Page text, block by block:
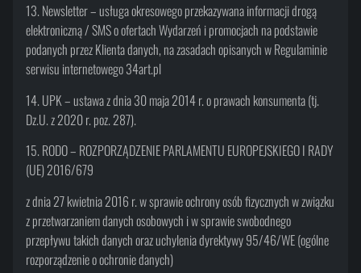
13. Newsletter – usługa okresowego przekazywana informacji drogą
elektroniczną / SMS o ofertach Wydarzeń i promocjach na podstawie
podanych przez Klienta danych, na zasadach opisanych w Regulaminie
serwisu internetowego 34art.pl
14. UPK – ustawa z dnia 30 maja 2014 r. o prawach konsumenta (tj.
Dz.U. z 2020 r. poz. 287).
15. RODO – ROZPORZĄDZENIE PARLAMENTU EUROPEJSKIEGO I RADY
(UE) 2016/679
z dnia 27 kwietnia 2016 r. w sprawie ochrony osób fizycznych w związku
z przetwarzaniem danych osobowych i w sprawie swobodnego
przepływu takich danych oraz uchylenia dyrektywy 95/46/WE (ogólne
rozporządzenie o ochronie danych)